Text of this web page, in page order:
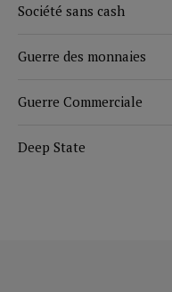
Société sans cash
Guerre des monnaies
Guerre Commerciale
Deep State